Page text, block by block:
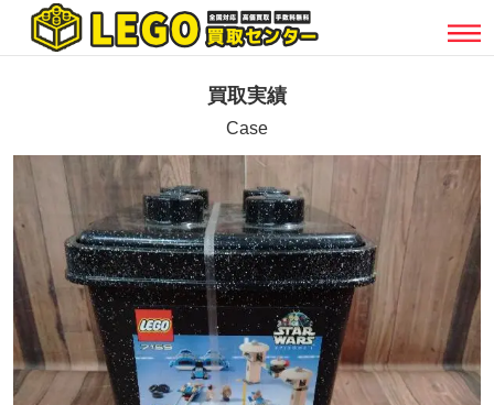
買取実績
Case